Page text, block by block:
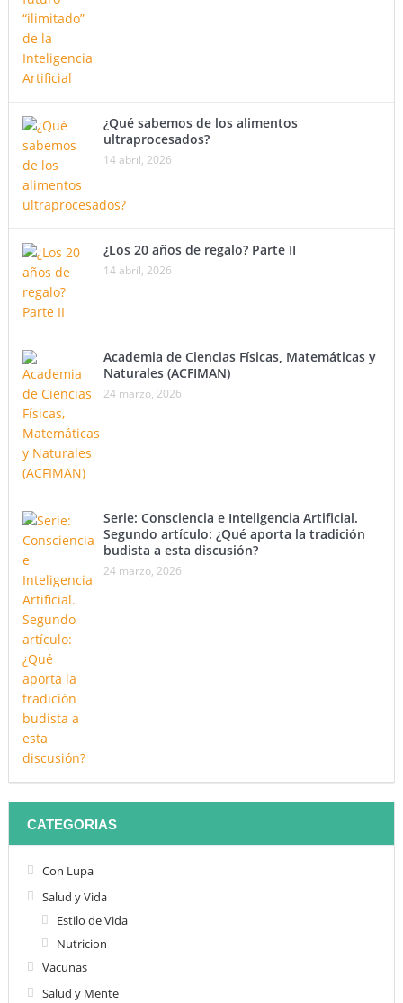
¿Qué sabemos de los alimentos
ultraprocesados?
14 abril, 2026
¿Los 20 años de regalo? Parte II
14 abril, 2026
Academia de Ciencias Físicas, Matemáticas y
Naturales (ACFIMAN)
24 marzo, 2026
Serie: Consciencia e Inteligencia Artificial.
Segundo artículo: ¿Qué aporta la tradición
budista a esta discusión?
24 marzo, 2026
CATEGORIAS
Con Lupa
Salud y Vida
Estilo de Vida
Nutricion
Vacunas
Salud y Mente